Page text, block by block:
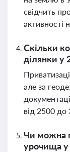
свідчить
активності
Скільки
ділянки у
але за
від 2500 до
Чи можна
урочища у